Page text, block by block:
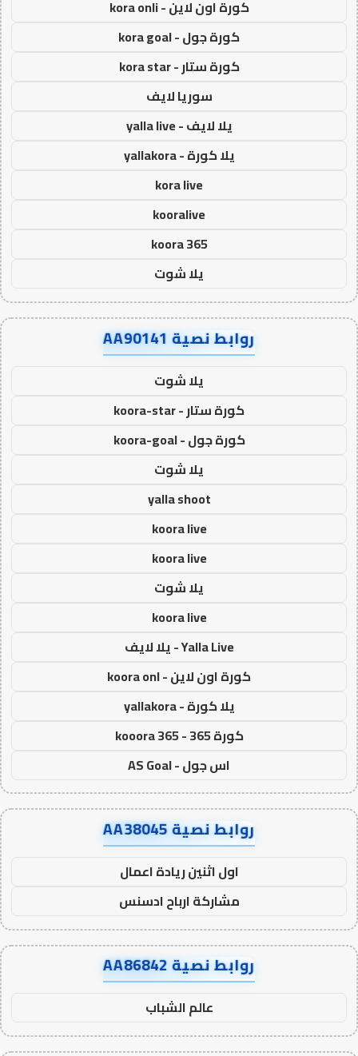
كورة اون لاين - kora onli
كورة جول - kora goal
كورة ستار - kora star
سوريا لايف
يلا لايف - yalla live
يلا كورة - yallakora
kora live
kooralive
koora 365
يلا شوت
روابط نصية AA90141
يلا شوت
كورة ستار - koora-star
كورة جول - koora-goal
يلا شوت
yalla shoot
koora live
koora live
يلا شوت
koora live
Yalla Live - يلا لايف
كورة اون لاين - koora onl
يلا كورة - yallakora
كورة 365 - kooora 365
اس جول - AS Goal
روابط نصية AA38045
اول اثنين ريادة اعمال
مشاركة ارباح ادسنس
روابط نصية AA86842
عالم الشباب